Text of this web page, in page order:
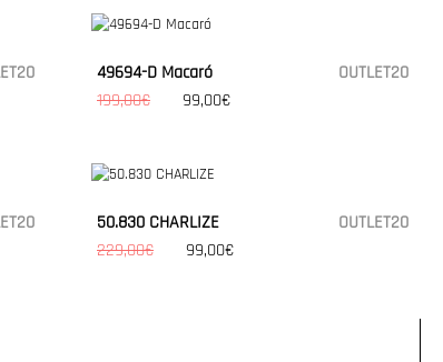
49694-D Macaró
199,00€
99,00€
OUTLET20
50.830 CHARLIZE
229,00€
99,00€
OUTLET20